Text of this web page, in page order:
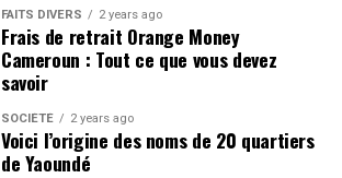
FAITS DIVERS 2 years ago
Frais de retrait Orange Money
Cameroun : Tout ce que vous devez
savoir
SOCIÉTÉ 2 years ago
Voici l’origine des noms de 20 quartiers
de Yaoundé